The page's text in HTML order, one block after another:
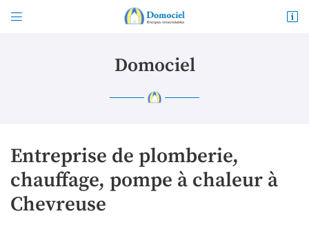


 Adresse email de réception
Domociel
Entreprise de plomberie,
chauffage, pompe à chaleur à
Chevreuse